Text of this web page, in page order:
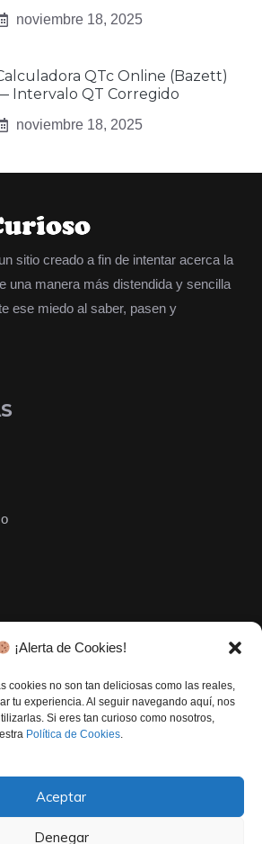
¡Alerta de Cookies!
cookies no son tan deliciosas como las reales,
tu experiencia. Al seguir navegando aquí, nos
Si eres tan curioso como nosotros,
Política de Cookies.
Aceptar
Denegar
noviembre 18, 2025
QTc Online (Bazett)
Intervalo QT Corregido
noviembre 18, 2025
sitio creado a fin de intentar acerca la
una manera más distendida y sencilla
ese miedo al saber, pasen y